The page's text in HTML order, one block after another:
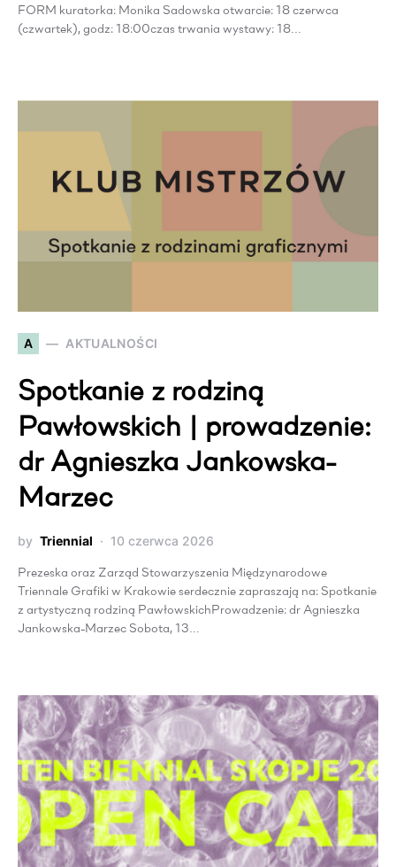
FORM kuratorka: Monika Sadowska otwarcie: 18 czerwca
(czwartek), godz: 18:00czas trwania wystawy: 18…
A AKTUALNOŚCI
Spotkanie z rodziną
Pawłowskich | prowadzenie:
dr Agnieszka Jankowska-
Marzec
by Triennial 10 czerwca 2026
Prezeska oraz Zarząd Stowarzyszenia Międzynarodowe
Triennale Grafiki w Krakowie serdecznie zapraszają na: Spotkanie
z artystyczną rodziną PawłowskichProwadzenie: dr Agnieszka
Jankowska-Marzec Sobota, 13…